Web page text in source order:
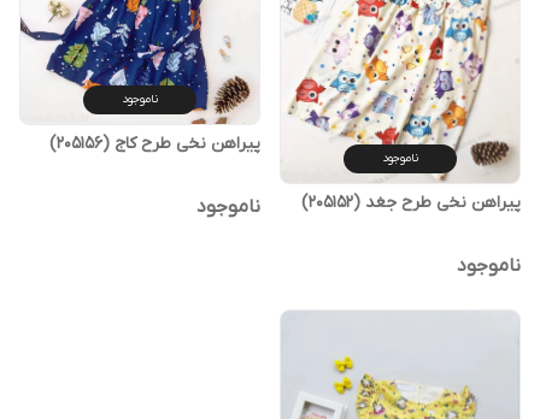
ناموجود
پیراهن نخی طرح جغد (205152)
ناموجود
ناموجود
پیراهن نخی طرح کاج (205156)
ناموجود